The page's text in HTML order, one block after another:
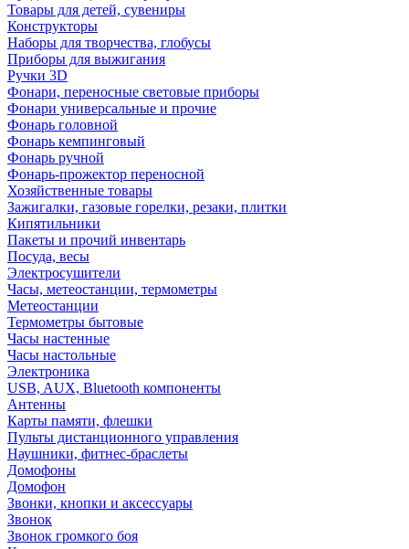
Товары для детей, сувениры
Конструкторы
Наборы для творчества, глобусы
Приборы для выжигания
Ручки 3D
Фонари, переносные световые приборы
Фонари универсальные и прочие
Фонарь головной
Фонарь кемпинговый
Фонарь ручной
Фонарь-прожектор переносной
Хозяйственные товары
Зажигалки, газовые горелки, резаки, плитки
Кипятильники
Пакеты и прочий инвентарь
Посуда, весы
Электросушители
Часы, метеостанции, термометры
Метеостанции
Термометры бытовые
Часы настенные
Часы настольные
Электроника
USB, AUX, Bluetooth компоненты
Антенны
Карты памяти, флешки
Пульты дистанционного управления
Наушники, фитнес-браслеты
Домофоны
Домофон
Звонки, кнопки и аксессуары
Звонок
Звонок громкого боя